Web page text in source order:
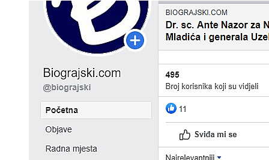
pet
gradova
Zadarske
županije
ponovno
akciji
prikupljanja
donacija
za
Zakladu
„Ana
Rukavina“